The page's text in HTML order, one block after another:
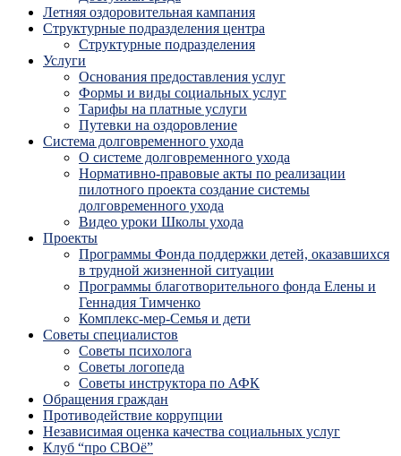
Летняя оздоровительная кампания
Структурные подразделения центра
Структурные подразделения
Услуги
Основания предоставления услуг
Формы и виды социальных услуг
Тарифы на платные услуги
Путевки на оздоровление
Система долговременного ухода
О системе долговременного ухода
Нормативно-правовые акты по реализации
пилотного проекта создание системы
долговременного ухода
Видео уроки Школы ухода
Проекты
Программы Фонда поддержки детей, оказавшихся
в трудной жизненной ситуации
Программы благотворительного фонда Елены и
Геннадия Тимченко
Комплекс-мер-Семья и дети
Советы специалистов
Советы психолога
Советы логопеда
Советы инструктора по АФК
Обращения граждан
Противодействие коррупции
Независимая оценка качества социальных услуг
Клуб “про СВОё”